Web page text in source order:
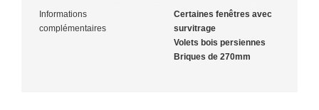
Informations
complémentaires
Certaines fenêtres avec
survitrage
Volets bois persiennes
Briques de 270mm